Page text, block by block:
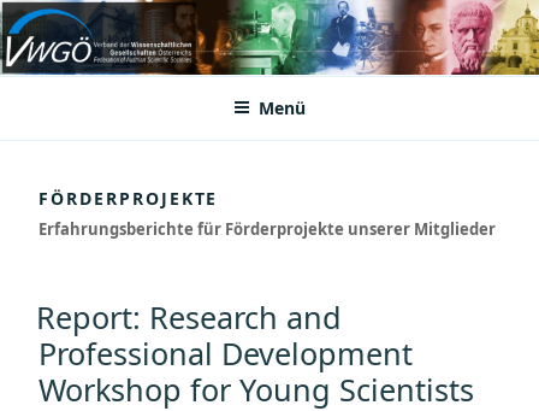
Zum
Inhalt
springenVWGÖ
Federation of Austrian Scientific Societies
Menü
FÖRDERPROJEKTE
Erfahrungsberichte für Förderprojekte unserer Mitglieder
Report: Research and
Professional Development
Workshop for Young Scientists